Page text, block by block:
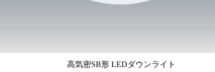
高気密SB形 LEDダウンライト